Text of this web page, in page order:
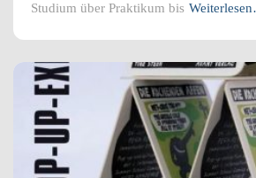
Studium über Praktikum bis